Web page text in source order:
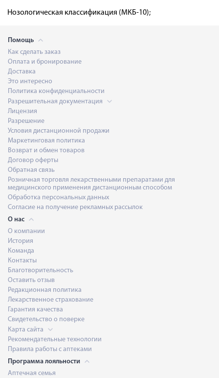
Нозологическая классификация (МКБ-10);
Помощь
Как сделать заказ
Оплата и бронирование
Доставка
Это интересно
Политика конфиденциальности
Разрешительная документация
Лицензия
Разрешение
Условия дистанционной продажи
Маркетинговая политика
Возврат и обмен товаров
Договор оферты
Обратная связь
Розничная торговля лекарственными препаратами для
медицинского применения дистанционным способом
Обработка персональных данных
Согласие на получение рекламных рассылок
О нас
О компании
История
Команда
Контакты
Благотворительность
Оставить отзыв
Редакционная политика
Лекарственное страхование
Гарантия качества
Свидетельство о поверке
Карта сайта
Рекомендательные технологии
Правила работы с аптеками
Программа лояльности
Аптечная семья